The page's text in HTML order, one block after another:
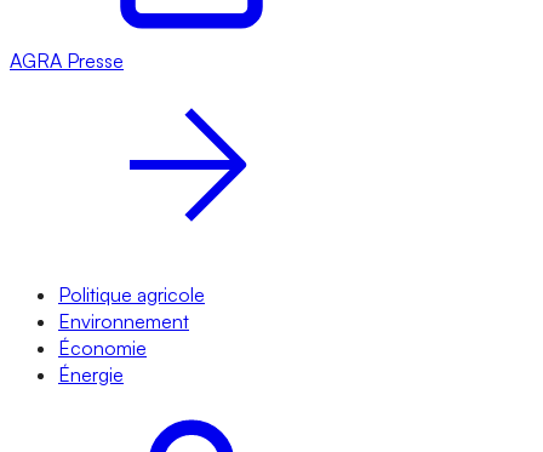
AGRA Presse
Politique agricole
Environnement
Économie
Énergie